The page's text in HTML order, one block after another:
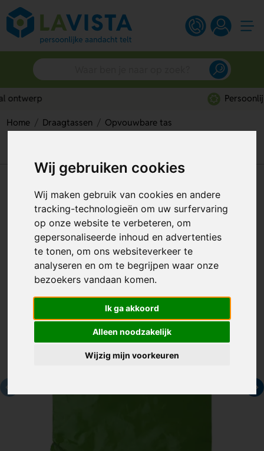
Wij gebruiken cookies
Wij maken gebruik van cookies en andere
tracking-technologieën om uw surfervaring
op onze website te verbeteren, om
gepersonaliseerde inhoud en advertenties
te tonen, om ons websiteverkeer te
analyseren en om te begrijpen waar onze
bezoekers vandaan komen.
Ik ga akkoord
Alleen noodzakelijk
Wijzig mijn voorkeuren
Home Draagtassen
Opvouwbare tas
Dayfan Opvouwbare Tas –
Compact, Handig & Altijd Mee
Te Nemen
Artikelnummer: